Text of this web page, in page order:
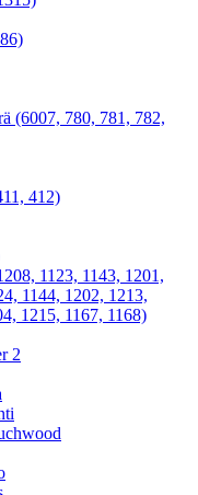
(6007, 780, 781, 782,
412)
1123, 1143, 1201,
1144, 1202, 1213,
1215, 1167, 1168)
2